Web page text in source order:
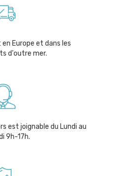
Europe et dans les
d'outre mer.
est joignable du Lundi au
9h-17h.